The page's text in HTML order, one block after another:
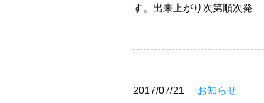
す。出来上がり次第順次発...
2017/07/21 お知らせ